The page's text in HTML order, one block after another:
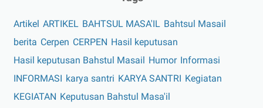
Artikel ARTIKEL BAHTSUL MASA'IL Bahtsul Masail
berita Cerpen CERPEN Hasil keputusan
Hasil keputusan Bahstul Masail Humor Informasi
INFORMASI karya santri KARYA SANTRI Kegiatan
KEGIATAN Keputusan Bahstul Masa'il